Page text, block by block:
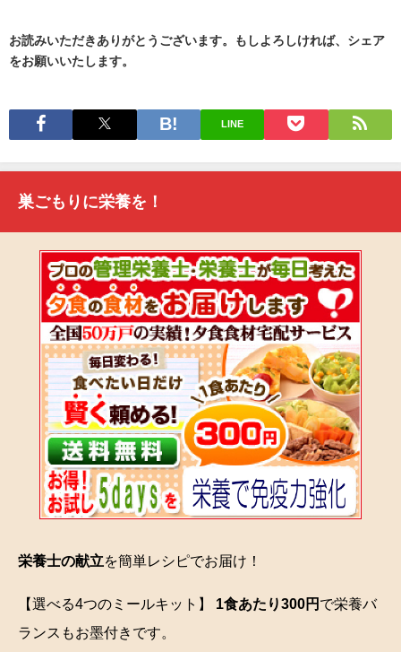
お読みいただきありがとうございます。もしよろしければ、シェア
をお願いいたします。
LINE
巣ごもりに栄養を！
栄養士の献立を簡単レシピでお届け！
【選べる4つのミールキット】 1食あたり300円 で栄養バ
ランスもお墨付きです。